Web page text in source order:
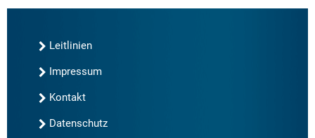
Leitlinien
Impressum
Kontakt
Datenschutz